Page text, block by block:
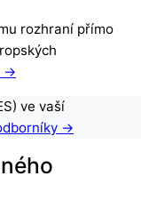
rozhraní přímo
→
ve vaší
→